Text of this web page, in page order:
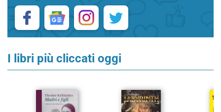
I libri più cliccati oggi